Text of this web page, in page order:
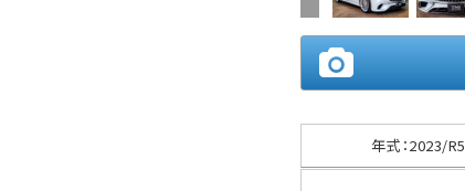
年式 ：2023/R5